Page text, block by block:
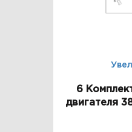
6
двигателя